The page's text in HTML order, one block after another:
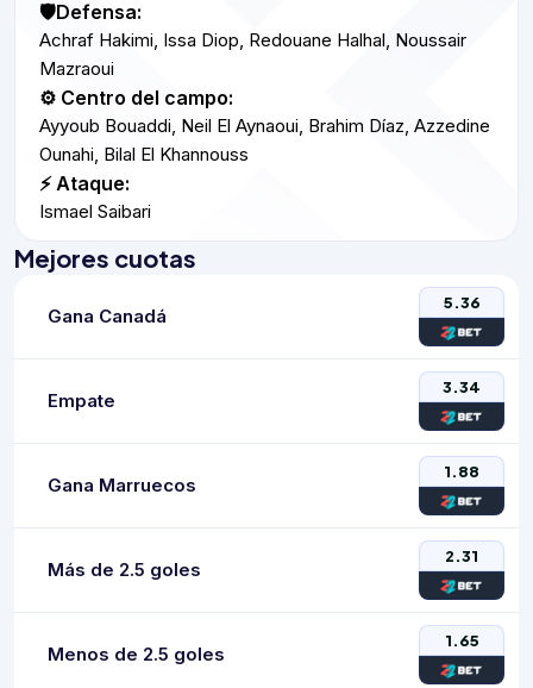
🛡️Defensa:
Achraf Hakimi, Issa Diop, Redouane Halhal, Noussair
Mazraoui
⚙️ Centro del campo:
Ayyoub Bouaddi, Neil El Aynaoui, Brahim Díaz, Azzedine
Ounahi, Bilal El Khannouss
⚡ Ataque:
Ismael Saibari
Mejores cuotas
Gana Canadá
5.36
Empate
3.34
Gana Marruecos
1.88
Más de 2.5 goles
2.31
Menos de 2.5 goles
1.65